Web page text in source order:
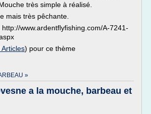
très simple à réalisé.
mais très pêchante.
www.ardentflyfishing.com/A-7241-
Articles) pour ce thème
»
a la mouche, barbeau et